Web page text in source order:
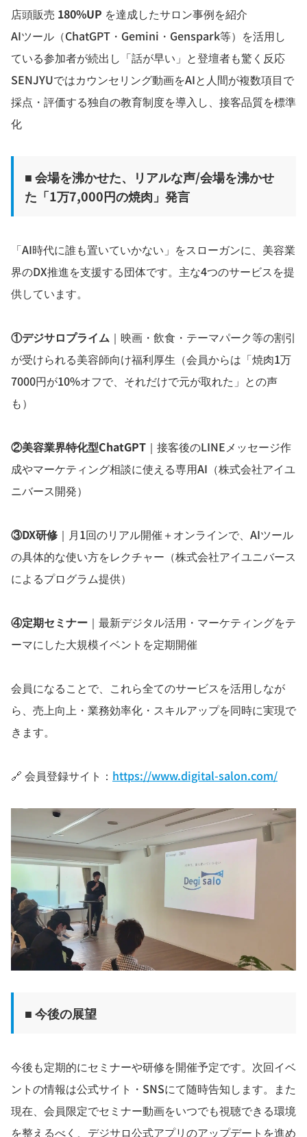
店頭販売 180%UP を達成したサロン事例を紹介
AIツール（ChatGPT・Gemini・Genspark等）を活用し
ている参加者が続出し「話が早い」と登壇者も驚く反応
SENJYUではカウンセリング動画をAIと人間が複数項目で
採点・評価する独自の教育制度を導入し、接客品質を標準
化
■ 会場を沸かせた、リアルな声/会場を沸かせ
た「1万7,000円の焼肉」発言
「AI時代に誰も置いていかない」をスローガンに、美容業
界のDX推進を支援する団体です。主な4つのサービスを提
供しています。
①デジサロプライム ｜映画・飲食・テーマパーク等の割引
が受けられる美容師向け福利厚生（会員からは「焼肉1万
7000円が10%オフで、それだけで元が取れた」との声
も）
②美容業界特化型ChatGPT ｜接客後のLINEメッセージ作
成やマーケティング相談に使える専用AI（株式会社アイユ
ニバース開発）
③DX研修 ｜月1回のリアル開催＋オンラインで、AIツール
の具体的な使い方をレクチャー（株式会社アイユニバース
によるプログラム提供）
④定期セミナー ｜最新デジタル活用・マーケティングをテ
ーマにした大規模イベントを定期開催
会員になることで、これら全てのサービスを活用しなが
ら、売上向上・業務効率化・スキルアップを同時に実現で
きます。
🔗 会員登録サイト： https://www.digital-salon.com/
■ 今後の展望
今後も定期的にセミナーや研修を開催予定です。次回イベ
ントの情報は公式サイト・SNSにて随時告知します。また
現在、会員限定でセミナー動画をいつでも視聴できる環境
を整えるべく、デジサロ公式アプリのアップデートを進め